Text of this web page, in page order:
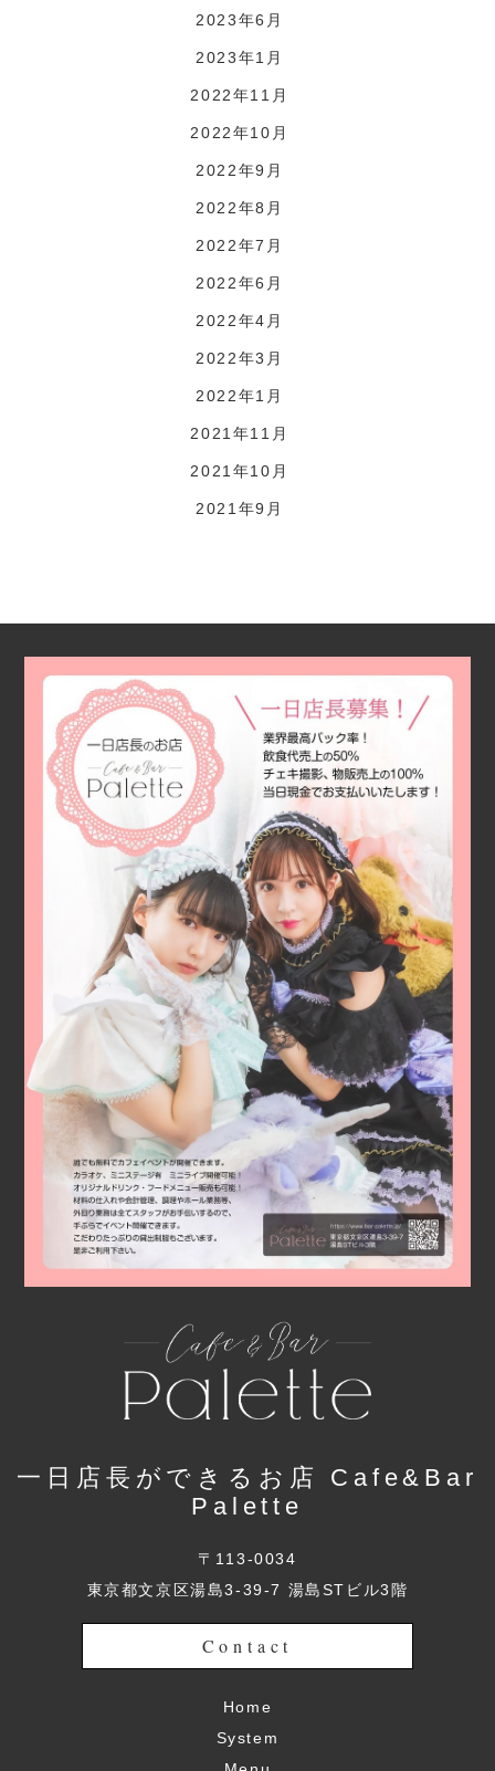
2023年6月
2023年1月
2022年11月
2022年10月
2022年9月
2022年8月
2022年7月
2022年6月
2022年4月
2022年3月
2022年1月
2021年11月
2021年10月
2021年9月
一日店長ができるお店 Cafe&Bar
Palette
〒113-0034
東京都文京区湯島3-39-7 湯島STビル3階
Contact
Home
System